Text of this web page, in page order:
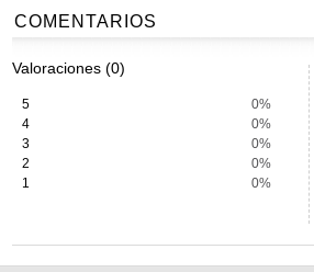
COMENTARIOS
Valoraciones (0)
5
0%
4
0%
3
0%
2
0%
1
0%